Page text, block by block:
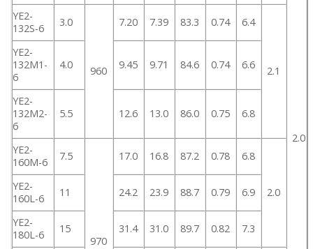
2.0
YE2-
132S-6
3.0
960
7.20 7.39 83.3 0.74 6.4
2.1
YE2-
132M1-
6
4.0 9.45 9.71 84.6 0.74 6.6
YE2-
132M2-
6
5.5 12.6 13.0 86.0 0.75 6.8
YE2-
160M-6
7.5
970
17.0 16.8 87.2 0.78 6.8
2.0
YE2-
160L-6
11 24.2 23.9 88.7 0.79 6.9
YE2-
180L-6
15 31.4 31.0 89.7 0.82 7.3